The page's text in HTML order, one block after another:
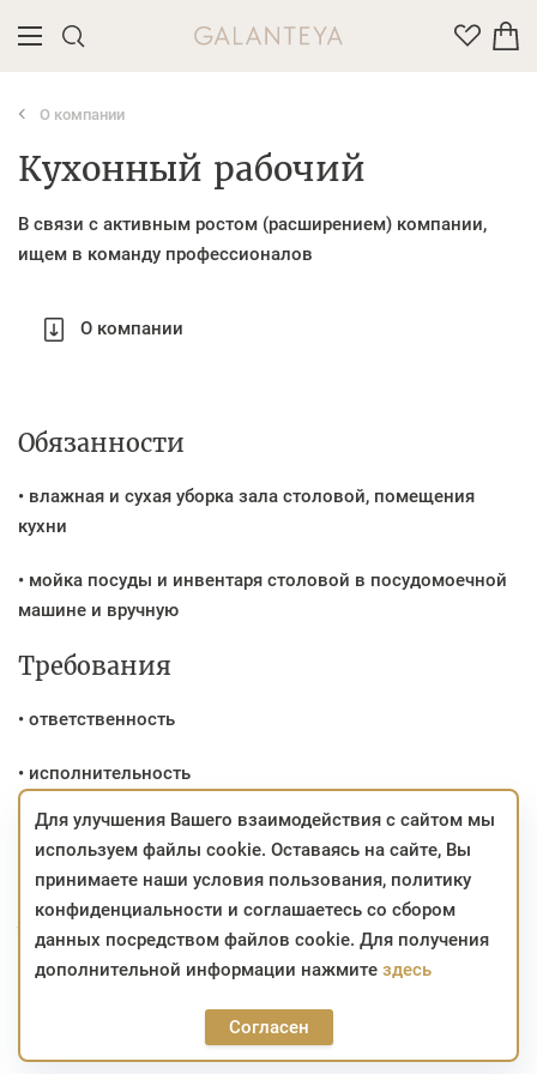
Введите название или артикул товара
О компании
Кухонный рабочий
В связи с активным ростом (расширением) компании,
ищем в команду профессионалов
О компании
Обязанности
• влажная и сухая уборка зала столовой, помещения
кухни
• мойка посуды и инвентаря столовой в посудомоечной
машине и вручную
Требования
• ответственность
• исполнительность
• наличие сан. книжки
Условия
• официальное трудоустройство
Для улучшения Вашего взаимодействия с сайтом мы
используем файлы cookie. Оставаясь на сайте, Вы
принимаете наши условия пользования, политику
конфиденциальности и соглашаетесь со сбором
данных посредством файлов cookie. Для получения
дополнительной информации нажмите здесь
Согласен